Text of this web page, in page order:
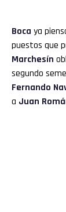
Boca ya
puestos que
Marchesín
segundo
Fernando
a Juan